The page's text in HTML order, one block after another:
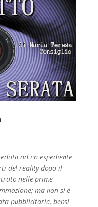
ad un espediente
del reality dopo il
nelle prime
ma non si è
pubblicitaria, bensì